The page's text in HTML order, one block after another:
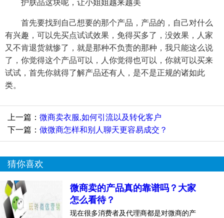
护肤品这块呢，让小姐姐越来越美
首先要找到自己想要的那个产品，产品的，自己对什么
有兴趣，可以先买点试试效果，免得买多了，没效果，人家
又不肯退货就惨了，就是那种不负责的那种，我只能这么说
了，你觉得这个产品可以，人你觉得也可以，你就可以买来
试试，首先你就得了解产品还有人，是不是正规的诸如此
类。
上一篇： 微商卖衣服,如何引流以及转化客户
下一篇： 做微商怎样和别人聊天更容易成交？
猜你喜欢
微商卖的产品真的靠谱吗？大家
怎么看待？
现在很多消费者及代理商都是对微商的产